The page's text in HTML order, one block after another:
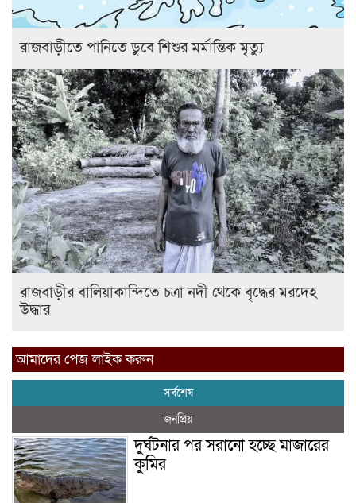
রাজবাড়ীতে পানিতে ডুবে শিশুর মর্মান্তিক মৃত্যু
রাজবাড়ীর বালিয়াকান্দিতে চত্রা নদী থেকে বৃদ্ধের মরদেহ
উদ্ধার
আমাদের পেজ লাইক করুন
সর্বশেষ
জনপ্রিয়
দুর্ঘটনার পর সরানো হচ্ছে মাজারের
কুমির